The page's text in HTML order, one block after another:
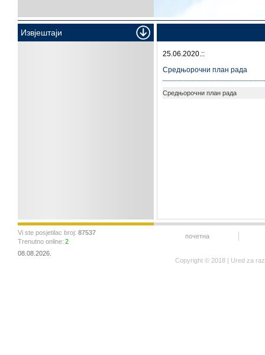
Извјештаји
25.06.2020.::
Средњорочни план рада
Средњорочни план рада
Vi ste posjetilac broj: 87537
Trenutno online: 2
08.08.2026.
почетна
Copyright © 2018 | Ured za